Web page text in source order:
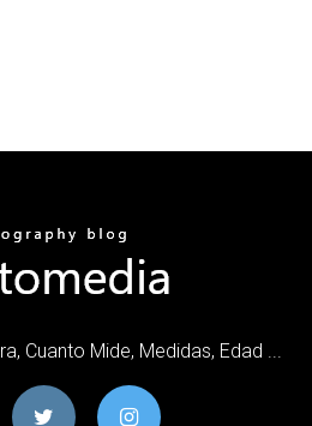
Cuanto Mide, Medidas, Edad ...